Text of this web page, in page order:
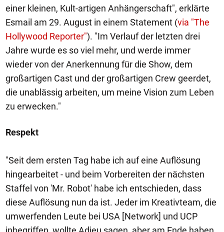
einer kleinen, Kult-artigen Anhängerschaft", erklärte
Esmail am 29. August in einem Statement (via "The
Hollywood Reporter"). "Im Verlauf der letzten drei
Jahre wurde es so viel mehr, und werde immer
wieder von der Anerkennung für die Show, dem
großartigen Cast und der großartigen Crew geerdet,
die unablässig arbeiten, um meine Vision zum Leben
zu erwecken."
Respekt
"Seit dem ersten Tag habe ich auf eine Auflösung
hingearbeitet - und beim Vorbereiten der nächsten
Staffel von 'Mr. Robot' habe ich entschieden, dass
diese Auflösung nun da ist. Jeder im Kreativteam, die
umwerfenden Leute bei USA [Network] und UCP